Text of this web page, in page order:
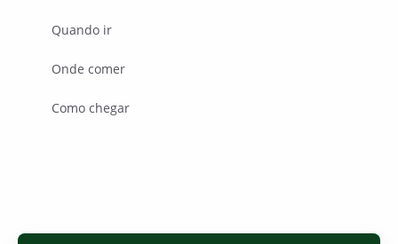
Quando ir
Onde comer
Como chegar